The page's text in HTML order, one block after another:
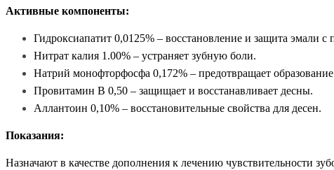
Активные компоненты:
Гидроксиапатит 0,0125% – восстановление и защита эмали с
Нитрат калия 1.00% – устраняет зубную боли.
Натрий монофторфосфа 0,172% – предотвращает
Провитамин В 0,50 – защищает и восстанавливает десны.
Аллантоин 0,10% – восстановительные свойства для десен.
Показания:
Назначают в качестве дополнения к лечению чувствительности